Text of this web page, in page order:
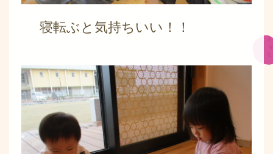
寝転ぶと気持ちいい！！